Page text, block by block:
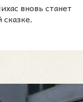
вновь станет